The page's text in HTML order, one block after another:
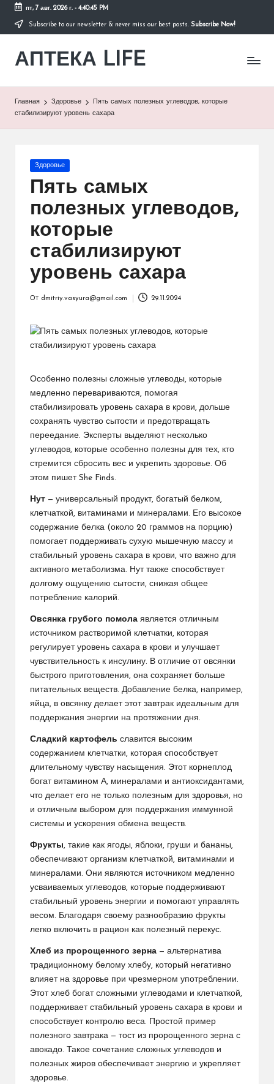
Перейти
содержимому
пт, 7 авг. 2026 г.- 4:40:46 PM
Subscribe to our newsletter & never miss our best posts. Subscribe Now!
АПТЕКА LIFE
сайт
здоровом
Главная Здоровье
Пять самых полезных углеводов, которые
стабилизируют уровень сахара
Опубликовано
Здоровье
Пять самых
полезных углеводов,
которые
стабилизируют
уровень сахара
От dmitriy.vasyura@gmail.com 29.11.2024
Особенно полезны сложные углеводы, которые
медленно перевариваются, помогая
стабилизировать уровень сахара в крови, дольше
сохранять чувство сытости и предотвращать
переедание. Эксперты выделяют несколько
углеводов, которые особенно полезны для тех, кто
стремится сбросить вес и укрепить здоровье. Об
этом пишет She Finds.
Нут — универсальный продукт, богатый белком,
клетчаткой, витаминами и минералами. Его высокое
содержание белка (около 20 граммов на порцию)
помогает поддерживать сухую мышечную массу и
стабильный уровень сахара в крови, что важно для
активного метаболизма. Нут также способствует
долгому ощущению сытости, снижая общее
потребление калорий.
Овсянка грубого помола является отличным
источником растворимой клетчатки, которая
регулирует уровень сахара в крови и улучшает
чувствительность к инсулину. В отличие от овсянки
быстрого приготовления, она сохраняет больше
питательных веществ. Добавление белка, например,
яйца, в овсянку делает этот завтрак идеальным для
поддержания энергии на протяжении дня.
Сладкий картофель славится высоким
содержанием клетчатки, которая способствует
длительному чувству насыщения. Этот корнеплод
богат витамином А, минералами и антиоксидантами,
что делает его не только полезным для здоровья, но
и отличным выбором для поддержания иммунной
системы и ускорения обмена веществ.
Фрукты , такие как ягоды, яблоки, груши и бананы,
обеспечивают организм клетчаткой, витаминами и
минералами. Они являются источником медленно
усваиваемых углеводов, которые поддерживают
стабильный уровень энергии и помогают управлять
весом. Благодаря своему разнообразию фрукты
легко включить в рацион как полезный перекус.
Хлеб из пророщенного зерна — альтернатива
традиционному белому хлебу, который негативно
влияет на здоровье при чрезмерном употреблении.
Этот хлеб богат сложными углеводами и клетчаткой,
поддерживает стабильный уровень сахара в крови и
способствует контролю веса. Простой пример
полезного завтрака — тост из пророщенного зерна с
авокадо. Такое сочетание сложных углеводов и
полезных жиров обеспечивает энергию и укрепляет
здоровье.